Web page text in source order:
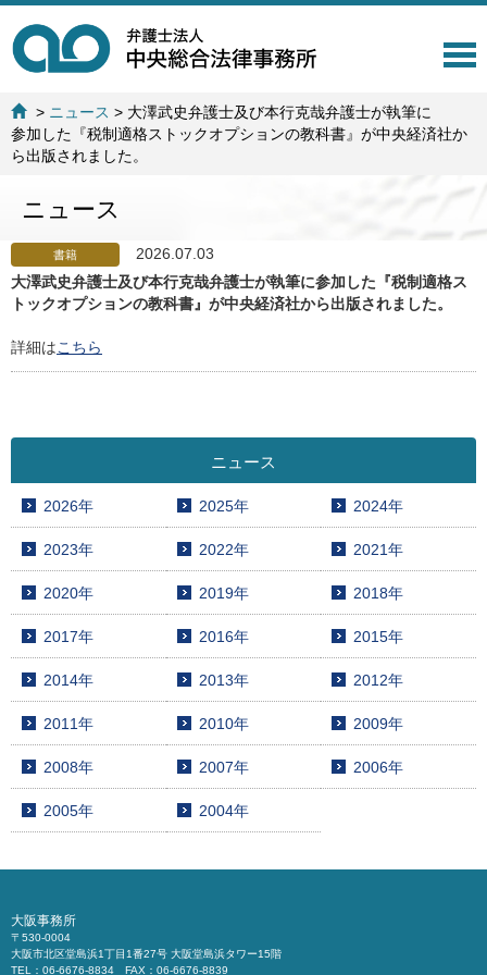
T
l
a
> ニュース > 大澤武史弁護士及び本行克哉弁護士が執筆に
参加した『税制適格ストックオプションの教科書』が中央経済社か
ら出版されました。
ニュース
書籍
2026.07.03
大澤武史弁護士及び本行克哉弁護士が執筆に参加した『税制適格ス
トックオプションの教科書』が中央経済社から出版されました。
詳細はこちら
ニュース
2026年 2025年 2024年
2023年 2022年 2021年
2020年 2019年 2018年
2017年 2016年 2015年
2014年 2013年 2012年
2011年 2010年 2009年
2008年 2007年 2006年
2005年 2004年
大阪事務所
〒530-0004
大阪市北区堂島浜1丁目1番27号 大阪堂島浜タワー15階
TEL：06-6676-8834 FAX：06-6676-8839